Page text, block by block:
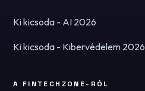
Ki kicsoda - AI 2026
Ki kicsoda - Kibervédelem 2026
A FINTECHZONE-RÓL